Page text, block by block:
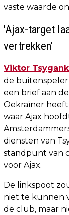
vaste waarde
'Ajax-target
vertrekken'
Viktor
de
een brief aan
Oekraïner
waar Ajax
diensten van
standpunt van
voor Ajax.
De linkspoot
niet te kunnen
de club, maar